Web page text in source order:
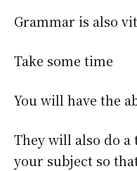
Grammar is also
Take some time
You will have the
They will also do
your subject so